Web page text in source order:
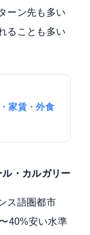
ーン先も多い
ることも多い
家賃・外食
・カルガリー
ス語圏都市
40%安い水準